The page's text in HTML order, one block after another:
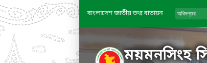
বাংলাদেশ জাতীয় তথ্য বাতায়ন
ময়মনসিংহ